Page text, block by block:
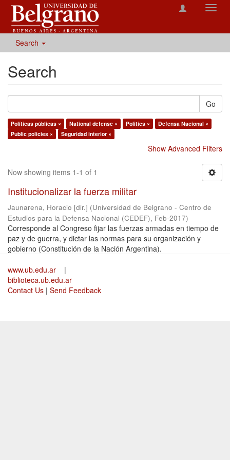
Search
Search
Go
Políticas públicas × National defense × Politics ×
Defensa Nacional ×
Public policies ×
Seguridad interior ×
Show Advanced Filters
Now showing items 1-1 of 1
Institucionalizar la fuerza militar
Jaunarena, Horacio [dir.] (Universidad de Belgrano - Centro de
Estudios para la Defensa Nacional (CEDEF), Feb-2017)
Corresponde al Congreso fijar las fuerzas armadas en tiempo de
paz y de guerra, y dictar las normas para su organización y
gobierno (Constitución de la Nación Argentina).
www.ub.edu.ar
|
biblioteca.ub.edu.ar
Contact Us | Send Feedback